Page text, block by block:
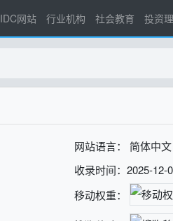
IDC网站 行业机构 社会教育 投资
网站语言： 简体中文
收录时间：2025-12-
移动权重：